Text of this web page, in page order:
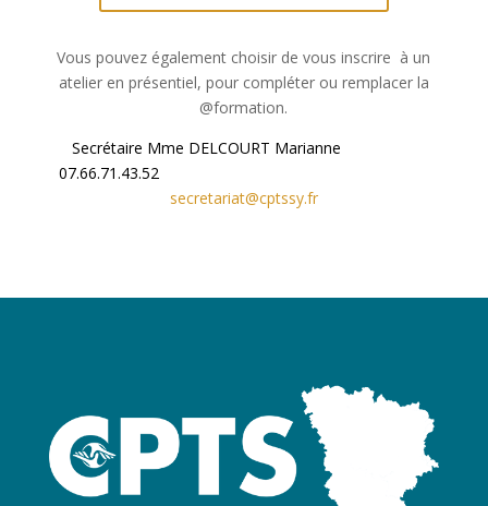
Vous pouvez également choisir de vous inscrire à un
atelier en présentiel, pour compléter ou remplacer la
@formation.
Secrétaire Mme DELCOURT Marianne
07.66.71.43.52
secretariat@cptssy.fr